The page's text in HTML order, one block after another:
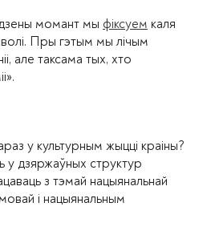
момант мы фіксуем каля
Пры гэтым мы лічым
але таксама тых, хто
у культурным жыцці краіны?
у дзяржаўных структур
з тэмай нацыянальнай
і нацыянальным